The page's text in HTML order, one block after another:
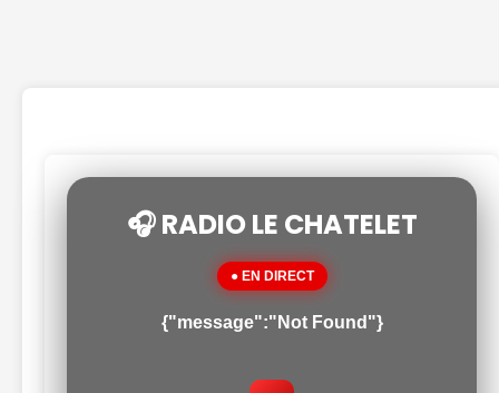
🎧 RADIO LE CHATELET
● EN DIRECT
{"message":"Not Found"}